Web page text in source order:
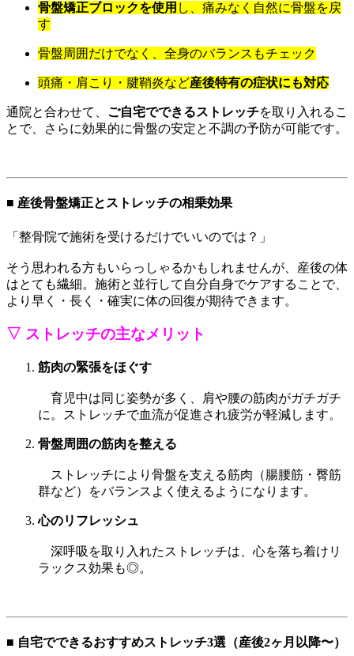
骨盤矯正ブロックを使用 し、痛みなく自然に骨盤を戻
す
骨盤周囲だけでなく、全身のバランスもチェック
頭痛・肩こり・腱鞘炎など産後特有の症状にも対応
通院と合わせて、 ご自宅でできるストレッチを取り入れるこ
とで、さらに効果的に骨盤の安定と不調の予防が可能です。
■ 産後骨盤矯正とストレッチの相乗効果
「整骨院で施術を受けるだけでいいのでは？」
そう思われる方もいらっしゃるかもしれませんが、産後の体
はとても繊細。施術と並行して自分自身でケアすることで、
より早く・長く・確実に体の回復が期待できます。
▽ ストレッチの主なメリット
筋肉の緊張をほぐす
育児中は同じ姿勢が多く、肩や腰の筋肉がガチガチ
に。ストレッチで血流が促進され疲労が軽減します。
骨盤周囲の筋肉を整える
ストレッチにより骨盤を支える筋肉（腸腰筋・臀筋
群など）をバランスよく使えるようになります。
心のリフレッシュ
深呼吸を取り入れたストレッチは、心を落ち着けリ
ラックス効果も◎。
■ 自宅でできるおすすめストレッチ3選（産後2ヶ月以降〜）